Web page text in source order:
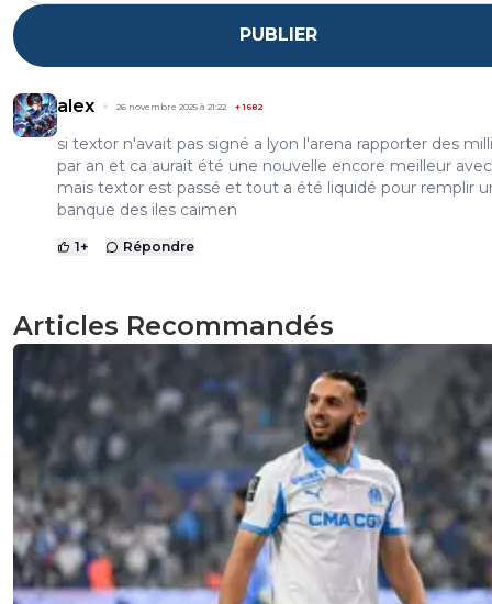
PUBLIER
alex 26 novembre 2025 à 21:22 +1682
si textor n'avait pas signé a lyon l'arena rapporter des
par an et ca aurait été une nouvelle encore meilleur avec
mais textor est passé et tout a été liquidé pour remplir
banque des iles caimen
1+ Répondre
Articles Recommandés